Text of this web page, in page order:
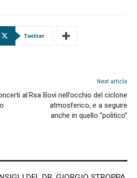
Twitter
al
Next article
Rsa Bovi nell’occhio del ciclone
atmosferico, e a seguire
anche in quello “politico”